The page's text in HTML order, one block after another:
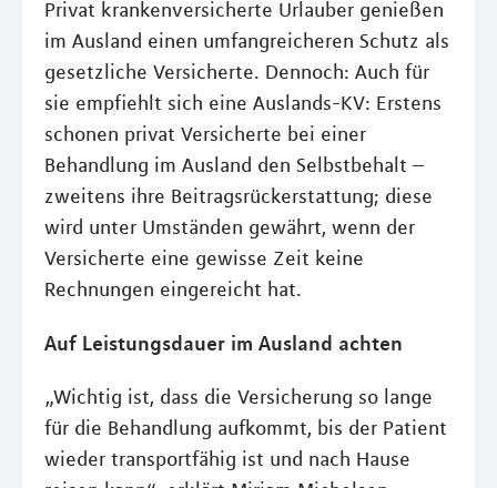
Privat krankenversicherte Urlauber genießen
im Ausland einen umfangreicheren Schutz als
gesetzliche Versicherte. Dennoch: Auch für
sie empfiehlt sich eine Auslands-KV: Erstens
schonen privat Versicherte bei einer
Behandlung im Ausland den Selbstbehalt –
zweitens ihre Beitragsrückerstattung; diese
wird unter Umständen gewährt, wenn der
Versicherte eine gewisse Zeit keine
Rechnungen eingereicht hat.
Auf Leistungsdauer im Ausland achten
„Wichtig ist, dass die Versicherung so lange
für die Behandlung aufkommt, bis der Patient
wieder transportfähig ist und nach Hause